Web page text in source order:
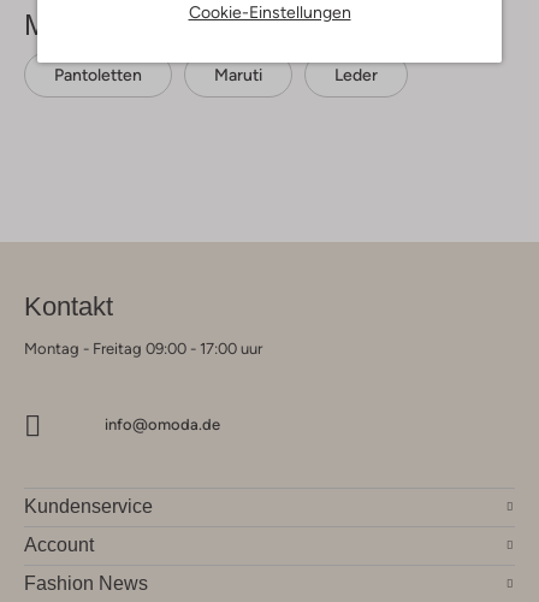
Cookie-Einstellungen
Mehr sehen
Pantoletten Maruti Leder
Kontakt
Montag - Freitag 09:00 - 17:00 uur
info@omoda.de
Kundenservice
Account
Fashion News